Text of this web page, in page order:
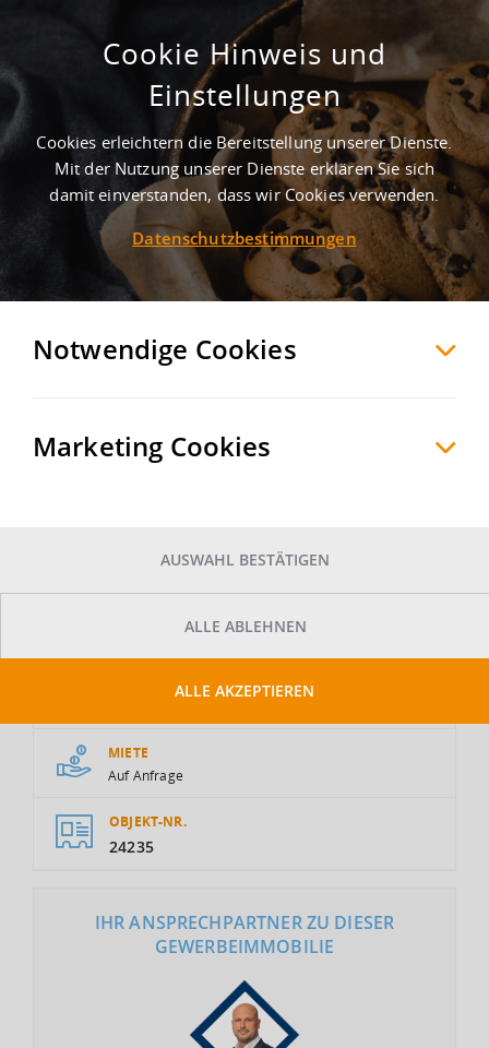
ca. 34.500 m² moderne
Logistikfläche / teilbar / in Sichtlage
zur A1/ Kamener Kreuz
KamenUnna , Deutschland
MERKEN VERGLEICHEN EXPORT PDF
2
MIETE
Auf Anfrage
OBJEKT-NR.
24235
IHR ANSPRECHPARTNER ZU DIESER
GEWERBEIMMOBILIE
Cookie Hinweis und
Einstellungen
Cookies erleichtern die Bereitstellung unserer Dienste.
Mit der Nutzung unserer Dienste erklären Sie sich
damit einverstanden, dass wir Cookies verwenden.
Datenschutzbestimmungen
Notwendige Cookies
Marketing Cookies
AUSWAHL BESTÄTIGEN
ALLE ABLEHNEN
ALLE AKZEPTIEREN